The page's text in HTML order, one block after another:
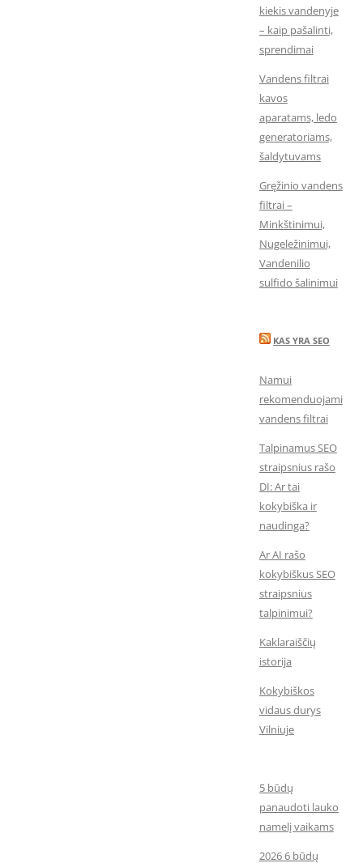
kiekis vandenyje
– kaip pašalinti,
sprendimai
Vandens filtrai
kavos
aparatams, ledo
generatoriams,
šaldytuvams
Gręžinio vandens
filtrai –
Minkštinimui,
Nugeležinimui,
Vandenilio
sulfido šalinimui
KAS YRA SEO
Namui
rekomenduojami
vandens filtrai
Talpinamus SEO
straipsnius rašo
DI: Ar tai
kokybiška ir
naudinga?
Ar AI rašo
kokybiškus SEO
straipsnius
talpinimui?
Kaklaraiščių
istorija
Kokybiškos
vidaus durys
Vilniuje
5 būdų
panaudoti lauko
namelį vaikams
2026 6 būdų